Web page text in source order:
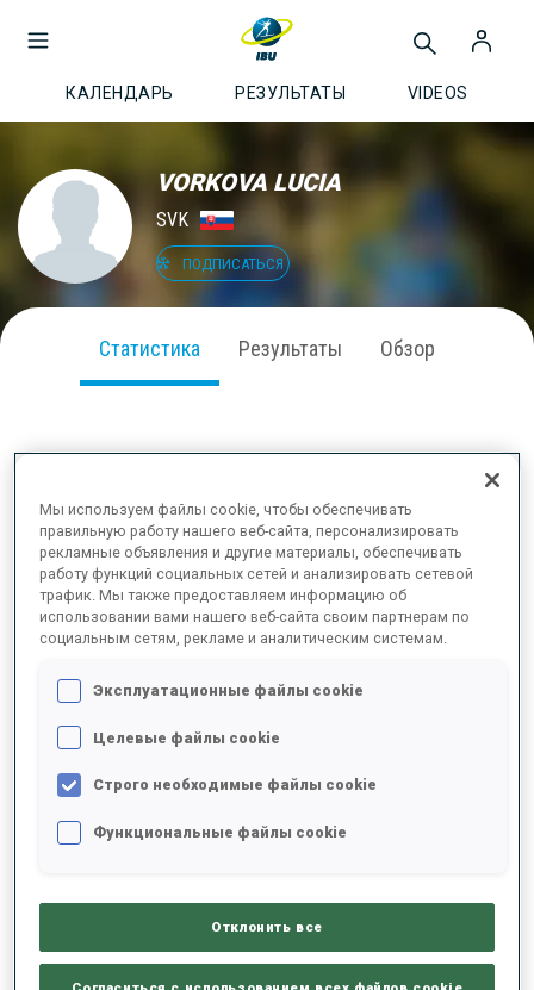
КАЛЕНДАРЬ РЕЗУЛЬТАТЫ VIDEOS
VORKOVA LUCIA
SVK
ПОДПИСАТЬСЯ
Статистика Результаты Обзор
2025/2026
РЕЗУЛЬТАТЫ - СРЕДНЕЕ ЗНАЧЕНИЕ
ЛЫЖНЫЙ ХОД - ОТСТАВАНИЕ ОТ ЛИДЕРА
Данных нет
Данных нет
СТРЕЛЬБА СТОЯ
Мы используем файлы cookie, чтобы обеспечивать
правильную работу нашего веб-сайта, персонализировать
рекламные объявления и другие материалы, обеспечивать
работу функций социальных сетей и анализировать сетевой
трафик. Мы также предоставляем информацию об
использовании вами нашего веб-сайта своим партнерам по
социальным сетям, рекламе и аналитическим системам.
Эксплуатационные файлы cookie
Целевые файлы cookie
Строго необходимые файлы cookie
Функциональные файлы cookie
Отклонить все